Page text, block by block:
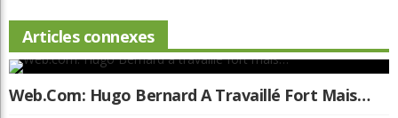
Articles connexes
Web.com: Hugo Bernard A Travaillé Fort Mais…